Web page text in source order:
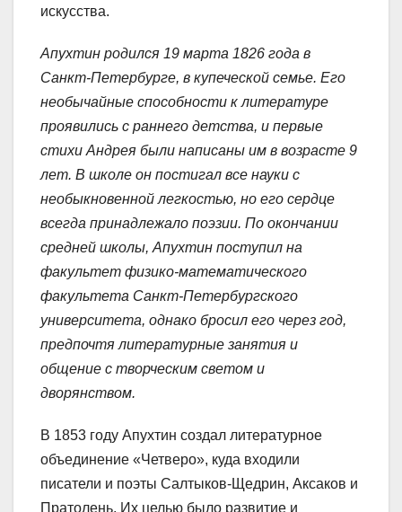
искусства.
Апухтин родился 19 марта 1826 года в
Санкт-Петербурге, в купеческой семье. Его
необычайные способности к литературе
проявились с раннего детства, и первые
стихи Андрея были написаны им в возрасте 9
лет. В школе он постигал все науки с
необыкновенной легкостью, но его сердце
всегда принадлежало поэзии. По окончании
средней школы, Апухтин поступил на
факультет физико-математического
факультета Санкт-Петербургского
университета, однако бросил его через год,
предпочтя литературные занятия и
общение с творческим светом и
дворянством.
В 1853 году Апухтин создал литературное
объединение «Четверо», куда входили
писатели и поэты Салтыков-Щедрин, Аксаков и
Пратолень. Их целью было развитие и